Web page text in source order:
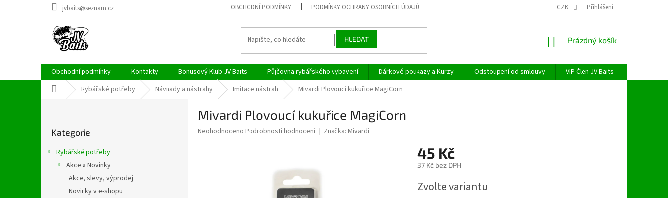
na
jvbaits@seznam.cz OBCHODNÍ PODMÍNKY PODMÍNKY OCHRANY OSOBNÍCH ÚDAJŮ CZK Přihlášení
HLEDAT
NÁKUPNÍ
Prázdný košík
Obchodní podmínky Kontakty Bonusový Klub JV Baits Půjčovna rybářského vybavení Dárkové poukazy a Kurzy Odstoupení od smlouvy VIP Člen JV Baits
Domů Rybářské potřeby Návnady a nástrahy Imitace nástrah Mivardi Plovoucí kukuřice MagiCorn
kategorie
Kategorie
Rybářské potřeby
Akce a Novinky
Akce, slevy, výprodej
Novinky v e-shopu
Mivardi Plovoucí kukuřice MagiCorn
Průměrné
Neohodnoceno Podrobnosti hodnocení Značka: Mivardi
45 Kč
37 Kč bez DPH
cena:
Zvolte variantu